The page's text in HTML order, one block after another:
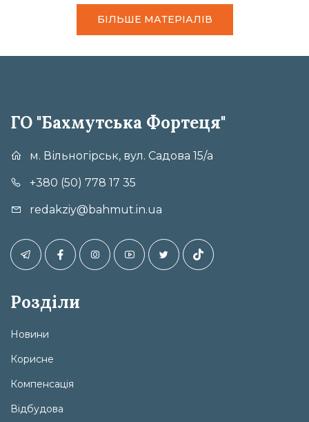
БІЛЬШЕ МАТЕРІАЛІВ
ГО "Бахмутська Фортеця"
м. Вільногірськ, вул. Садова 15/а
+380 (50) 778 17 35
redakziy@bahmut.in.ua
Розділи
Новини
Корисне
Компенсація
Відбудова